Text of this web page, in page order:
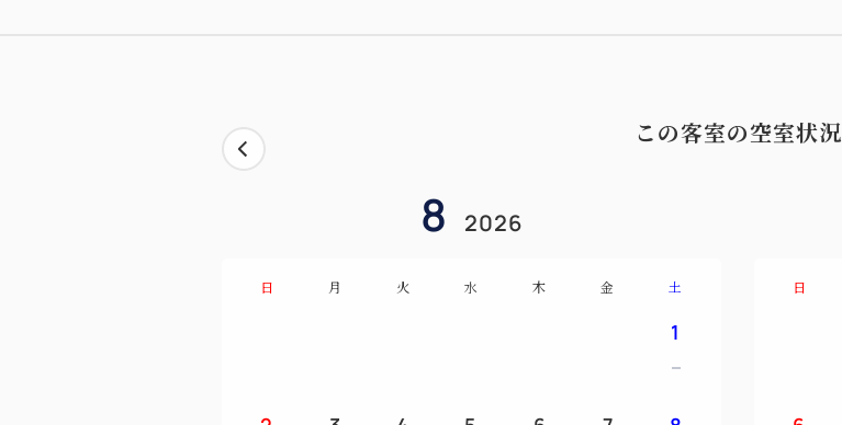
この客室の空室状況
8 2026
日 月 火 水 木 金 土
1
日